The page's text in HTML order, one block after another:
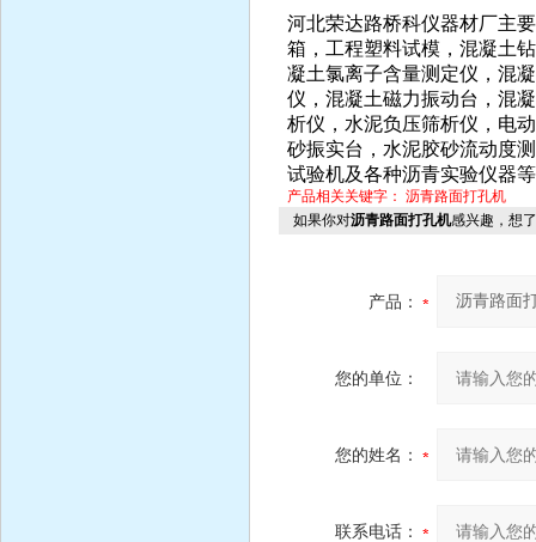
河北荣达路桥科仪器材厂主
箱，工程塑料试模，混凝土
凝土氯离子含量测定仪，混
仪，混凝土磁力振动台，混
析仪，水泥负压筛析仪，电
砂振实台，水泥胶砂流动度
试验机及各种沥青实验仪器
产品相关关键字： 沥青路面打孔机
如果你对沥青路面打孔机感兴趣，想
产品：
您的单位：
您的姓名：
联系电话：